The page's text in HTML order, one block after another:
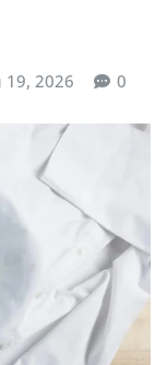
2026 0